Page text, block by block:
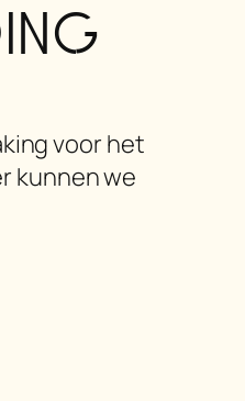
voor het
kunnen we